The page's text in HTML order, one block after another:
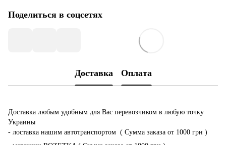
Поделиться в соцсетях
Доставка Оплата
Доставка любым удобным для Вас перевозчиком в любую точку
Украины
- лоставка нашим автотранспортом ( Сумма заказа от 1000 грн )